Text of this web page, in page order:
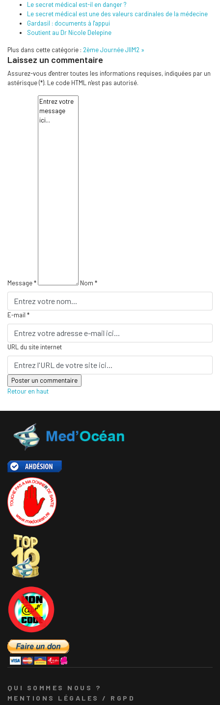
Le secret médical est-il en danger ?
Le secret médical est une des valeurs cardinales de la médecine
Gardasil : documents à l'appui
Soutient au Dr Nicole Delepine
Plus dans cette catégorie : 2ème Journée JIIM2 »
Laissez un commentaire
Assurez-vous d'entrer toutes les informations requises, indiquées par un
astérisque (*). Le code HTML n'est pas autorisé.
Message * Nom *
E-mail *
URL du site internet
Retour en haut
QUI SOMMES NOUS ?
MENTIONS LÉGALES / RGPD